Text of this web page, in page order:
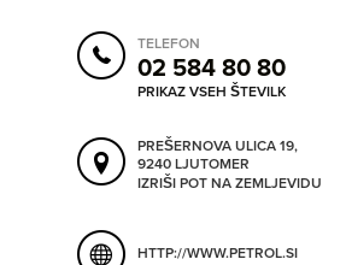
SO ODPRTA V
POŠLJI SMSTELEFON
02 584 80 80
PRIKAZ VSEH ŠTEVILK
PREŠERNOVA ULICA 19,
9240 LJUTOMER
IZRIŠI POT NA ZEMLJEVIDU
HTTP://WWW.PETROL.SI